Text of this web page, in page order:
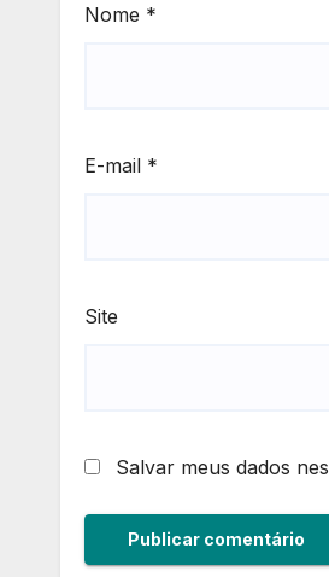
Nome *
E-mail *
Site
Salvar meus dados